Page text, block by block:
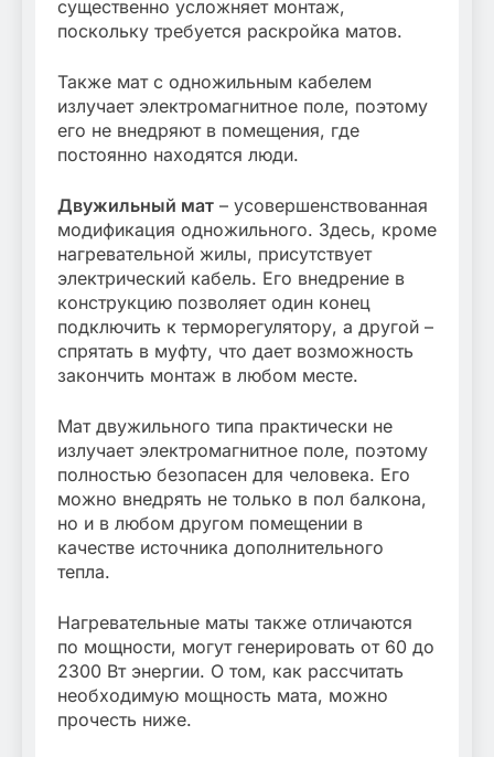
существенно усложняет монтаж,
поскольку требуется раскройка матов.
Также мат с одножильным кабелем
излучает электромагнитное поле, поэтому
его не внедряют в помещения, где
постоянно находятся люди.
Двужильный мат – усовершенствованная
модификация одножильного. Здесь, кроме
нагревательной жилы, присутствует
электрический кабель. Его внедрение в
конструкцию позволяет один конец
подключить к терморегулятору, а другой –
спрятать в муфту, что дает возможность
закончить монтаж в любом месте.
Мат двужильного типа практически не
излучает электромагнитное поле, поэтому
полностью безопасен для человека. Его
можно внедрять не только в пол балкона,
но и в любом другом помещении в
качестве источника дополнительного
тепла.
Нагревательные маты также отличаются
по мощности, могут генерировать от 60 до
2300 Вт энергии. О том, как рассчитать
необходимую мощность мата, можно
прочесть ниже.